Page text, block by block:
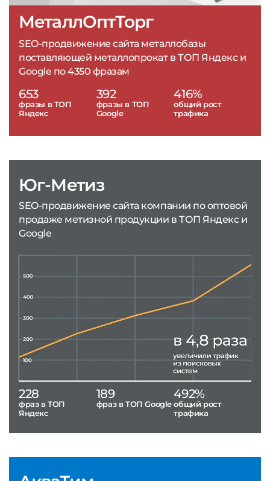
МеталлОптТорг
SEO-продвижение сайта металлобазы
поставляющей металлопрокат в ТОП Яндекс и
Google по 4350 фразам
653
фразы в ТОП
Яндекс
392
фразы в ТОП
Google
416%
общий рост
трафика
Юг-Метиз
SEO-продвижение сайта компании по оптовой
продаже метизной продукции в ТОП Яндекс и
Google
228
фраз в ТОП
Яндекс
189
фраз в ТОП Google
492%
общий рост
трафика